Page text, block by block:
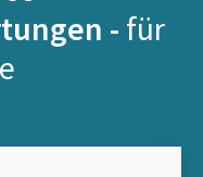
- für